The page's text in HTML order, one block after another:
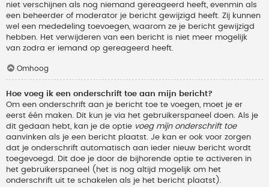
niet verschijnen als nog niemand gereageerd heeft, evenmin als
een beheerder of moderator je bericht gewijzigd heeft. Zij kunnen
wel een mededeling toevoegen, waarom ze je bericht gewijzigd
hebben. Het verwijderen van een bericht is niet meer mogelijk
van zodra er iemand op gereageerd heeft.
Omhoog
Hoe voeg ik een onderschrift toe aan mijn bericht?
Om een onderschrift aan je bericht toe te voegen, moet je er
eerst één maken. Dit kun je via het gebruikerspaneel doen. Als je
dit gedaan hebt, kan je de optie voeg mijn onderschrift toe
aanvinken als je een bericht plaatst. Je kan er ook voor zorgen
dat je onderschrift automatisch aan ieder nieuw bericht wordt
toegevoegd. Dit doe je door de bijhorende optie te activeren in
het gebruikerspaneel (het is nog altijd mogelijk om het
onderschrift uit te schakelen als je het bericht plaatst).